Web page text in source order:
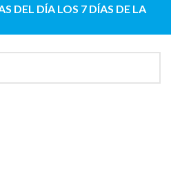
DEL DÍA LOS 7 DÍAS DE LA